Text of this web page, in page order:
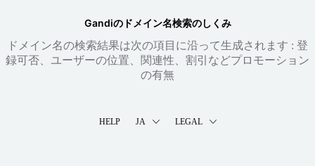
Gandiのドメイン名検索のしくみ
ドメイン名の検索結果は次の項目に沿って生成されます : 登
録可否、ユーザーの位置、関連性、割引などプロモーション
の有無
HELP JA LEGAL